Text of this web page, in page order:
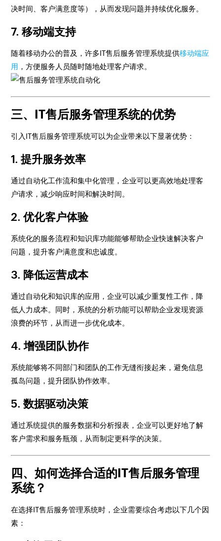
决时间、客户满意度等），从而发现问题并持续优化服务。
7.移动端支持
随着移动办公的普及，许多IT售后服务管理系统提供移动端应
用 ，方便服务人员随时随地处理客户请求。
三、IT售后服务管理系统的优势
引入IT售后服务管理系统可以为企业带来以下显著优势：
1.提升服务效率
通过自动化工作流和集中化管理，企业可以更高效地处理客
户请求，减少响应时间和解决时间。
2.优化客户体验
系统化的服务流程和知识库功能能够帮助企业快速解决客户
问题，提升客户满意度和忠诚度。
3. 降低运营成本
通过自动化和知识库的应用，企业可以减少重复性工作，降
低人力成本。同时，系统的分析功能可以帮助企业发现资源
浪费的环节，从而进一步优化成本。
4.增强团队协作
系统能够将不同部门和团队的工作无缝衔接起来，避免信息
孤岛问题，提升团队协作效率。
5.数据驱动决策
通过系统提供的服务数据和分析报表，企业可以更好地了解
客户需求和服务瓶颈，从而制定更科学的决策。
四、如何选择合适的IT售后服务管理
系统？
在选择IT售后服务管理系统时，企业需要综合考虑以下几个因
素：